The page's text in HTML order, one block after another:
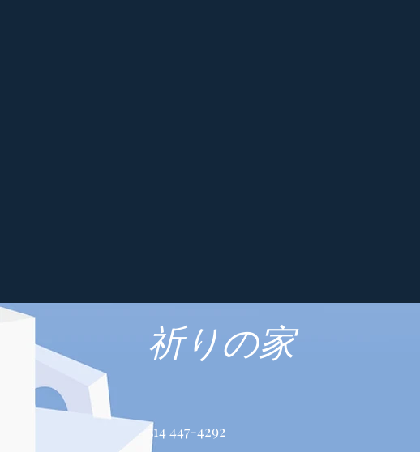
祈りの家
514 447-4292